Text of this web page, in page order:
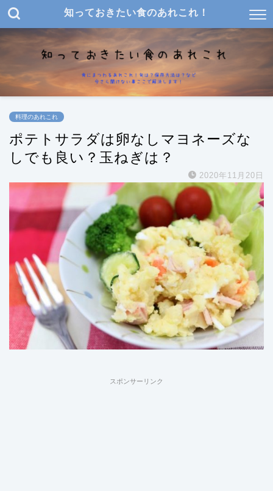
知っておきたい食のあれこれ！
料理のあれこれ
ポテトサラダは卵なしマヨネーズな
しでも良い？玉ねぎは？
2020年11月20日
スポンサーリンク